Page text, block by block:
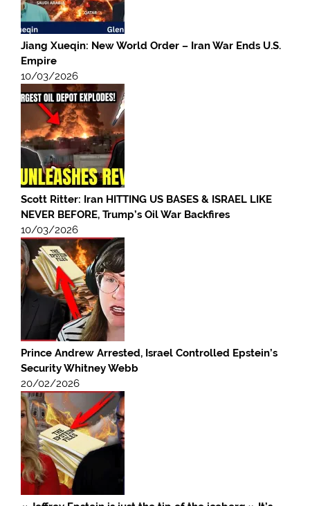
Jiang Xueqin: New World Order – Iran War Ends U.S.
Empire
10/03/2026
Scott Ritter: Iran HITTING US BASES & ISRAEL LIKE
NEVER BEFORE, Trump’s Oil War Backfires
10/03/2026
Prince Andrew Arrested, Israel Controlled Epstein’s
Security Whitney Webb
20/02/2026